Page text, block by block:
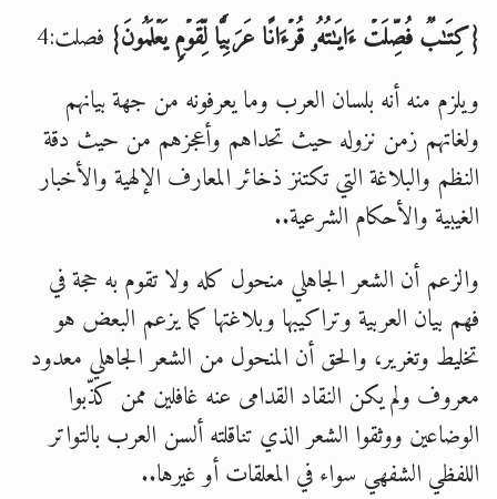
{كِتَـٰبࣱ فُصِّلَتۡ ءَایَـٰتُهُۥ قُرۡءَانًا عَرَبِیࣰّا لِّقَوۡمࣲ یَعۡلَمُونَ} فصلت:4
ويلزم منه أنه بلسان العرب وما يعرفونه من جهة بيانهم
ولغاتهم زمن نزوله حيث تحداهم وأعجزهم من حيث دقة
النظم والبلاغة التي تكتنز ذخائر المعارف الإلهية والأخبار
الغيبية والأحكام الشرعية..
والزعم أن الشعر الجاهلي منحول كله ولا تقوم به حجة في
فهم بيان العربية وتراكيبها وبلاغتها كما يزعم البعض هو
تخليط وتغرير، والحق أن المنحول من الشعر الجاهلي معدود
معروف ولم يكن النقاد القدامى عنه غافلين ممن كذّبوا
الوضاعين ووثقوا الشعر الذي تناقلته ألسن العرب بالتواتر
اللفظي الشفهي سواء في المعلقات أو غيرها..